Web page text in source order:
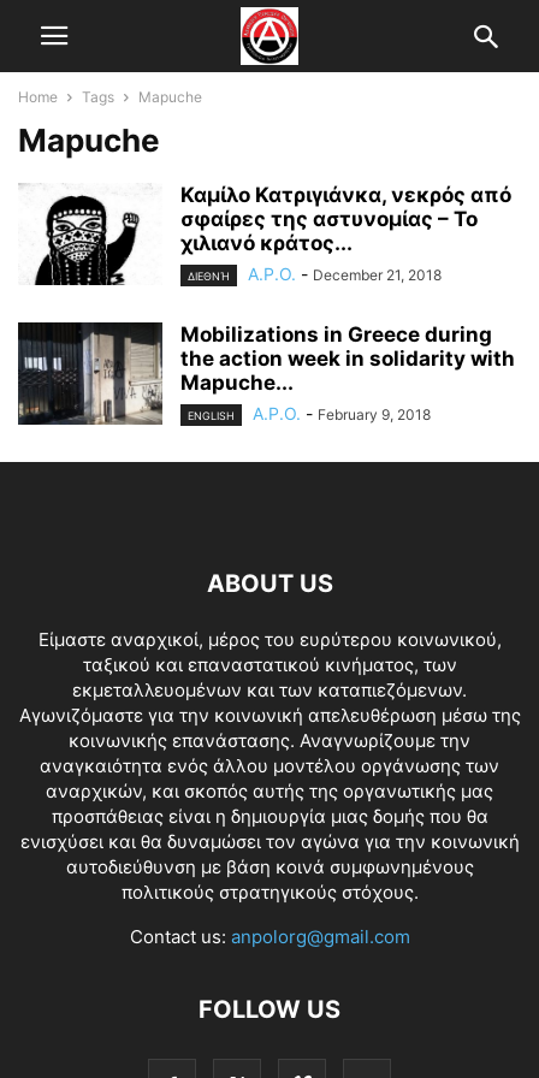
Home Tags Mapuche
Mapuche
Καμίλο Κατριγιάνκα, νεκρός από
σφαίρες της αστυνομίας – Το
χιλιανό κράτος...
ΔΙΕΘΝΉ A.P.O. - December 21, 2018
Mobilizations in Greece during
the action week in solidarity with
Mapuche...
ENGLISH A.P.O. - February 9, 2018
ABOUT US
Είμαστε αναρχικοί, μέρος του ευρύτερου κοινωνικού,
ταξικού και επαναστατικού κινήματος, των
εκμεταλλευομένων και των καταπιεζόμενων.
Αγωνιζόμαστε για την κοινωνική απελευθέρωση μέσω της
κοινωνικής επανάστασης. Αναγνωρίζουμε την
αναγκαιότητα ενός άλλου μοντέλου οργάνωσης των
αναρχικών, και σκοπός αυτής της οργανωτικής μας
προσπάθειας είναι η δημιουργία μιας δομής που θα
ενισχύσει και θα δυναμώσει τον αγώνα για την κοινωνική
αυτοδιεύθυνση με βάση κοινά συμφωνημένους
πολιτικούς στρατηγικούς στόχους.
Contact us: anpolorg@gmail.com
FOLLOW US